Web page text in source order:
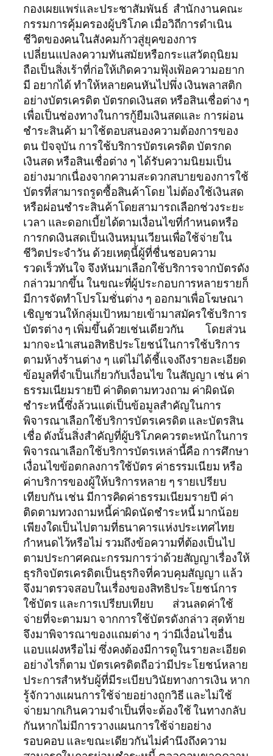
กองเผยแพร่และประชาสัมพันธ์ สำนักงานคณะ
กรรมการคุ้มครองผู้บริโภค เมื่อวิถีการดำเนิน
ชีวิตของคนในสังคมก้าวสู่ยุคของการ
เปลี่ยนแปลงความทันสมัยหรือกระแสวัตถุนิยม
ถือเป็นสิ่งเร้าที่ก่อให้เกิดความฟุ้งเฟ้อความอยาก
มี อยากได้ ทำให้หลายคนหันไปพึ่ง เงินพลาสติก
อย่างบัตรเครดิต บัตรกดเงินสด หรือสินเชื่อต่าง ๆ
เพื่อเป็นช่องทางในการกู้ยืมเงินสดและ การผ่อน
ชำระสินค้า มาใช้ตอบสนองความต้องการของ
ตน ปัจจุบัน การใช้บริการบัตรเครดิต บัตรกด
เงินสด หรือสินเชื่อต่าง ๆ ได้รับความนิยมเป็น
อย่างมากเนื่องจากความสะดวกสบายของการใช้
บัตรที่สามารถรูดซื้อสินค้าโดย ไม่ต้องใช้เงินสด
หรือผ่อนชำระสินค้าโดยสามารถเลือกช่วงระยะ
เวลา และดอกเบี้ยได้ตามเงื่อนไขที่กำหนดหรือ
การกดเงินสดเป็นเงินหมุนเวียนเพื่อใช้จ่ายใน
ชีวิตประจำวัน ด้วยเหตุนี้ผู้ที่ชื่นชอบความ
รวดเร็วทันใจ จึงหันมาเลือกใช้บริการจากบัตรดัง
กล่าวมากขึ้น ในขณะที่ผู้ประกอบการหลายรายก็
มีการจัดทำโปรโมชั่นต่าง ๆ ออกมาเพื่อโฆษณา
เชิญชวนให้กลุ่มเป้าหมายเข้ามาสมัครใช้บริการ
บัตรต่าง ๆ เพิ่มขึ้นด้วยเช่นเดียวกัน โดยส่วน
มากจะนำเสนอสิทธิประโยชน์ในการใช้บริการ
ตามห้างร้านต่าง ๆ แต่ไม่ได้ชี้แจงถึงรายละเอียด
ข้อมูลที่จำเป็นเกี่ยวกับเงื่อนไข ในสัญญา เช่น ค่า
ธรรมเนียมรายปี ค่าติดตามทวงถาม ค่าผิดนัด
ชำระหนี้ซึ่งล้วนแต่เป็นข้อมูลสำคัญในการ
พิจารณาเลือกใช้บริการบัตรเครดิต และบัตรสิน
เชื่อ ดังนั้นสิ่งสำคัญที่ผู้บริโภคควรตะหนักในการ
พิจารณาเลือกใช้บริการบัตรเหล่านี้คือ การศึกษา
เงื่อนไขข้อตกลงการใช้บัตร ค่าธรรมเนียม หรือ
ค่าบริการของผู้ให้บริการหลาย ๆ รายเปรียบ
เทียบกัน เช่น มีการคิดค่าธรรมเนียมรายปี ค่า
ติดตามทวงถามหนี้ค่าผิดนัดชำระหนี้ มากน้อย
เพียงใดเป็นไปตามที่ธนาคารแห่งประเทศไทย
กำหนดไว้หรือไม่ รวมถึงข้อความที่ต้องเป็นไป
ตามประกาศคณะกรรมการว่าด้วยสัญญาเรื่องให้
ธุรกิจบัตรเครดิตเป็นธุรกิจที่ควบคุมสัญญา แล้ว
จึงมาตรวจสอบในเรื่องของสิทธิประโยชน์การ
ใช้บัตร และการเปรียบเทียบ ส่วนลดค่าใช้
จ่ายที่จะตามมา จากการใช้บัตรดังกล่าว สุดท้าย
จึงมาพิจารณาของแถมต่าง ๆ ว่ามีเงื่อนไขอื่น
แอบแฝงหรือไม่ ซึ่งคงต้องมีการดูในรายละเอียด
อย่างไรก็ตาม บัตรเครดิตถือว่ามีประโยชน์หลาย
ประการสำหรับผู้ที่มีระเบียบวินัยทางการเงิน หาก
รู้จักวางแผนการใช้จ่ายอย่างถูกวิธี และไม่ใช้
จ่ายมากเกินความจำเป็นที่จะต้องใช้ ในทางกลับ
กันหากไม่มีการวางแผนการใช้จ่ายอย่าง
รอบคอบ และขณะเดียวกันไม่คำนึงถึงความ